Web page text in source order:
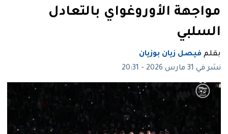
مواجهة الأوروغواي بالتعادل
السلبي
بقلم فيصل زيان بوزيان
نشر في 31 مارس 2026 - 20:31